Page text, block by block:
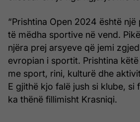
“Prishtina Open 2024 është
të mëdha sportive në vend.
njëra prej arsyeve që jemi
evropian i sportit. Prishtina
me sport, rini, kulturë dhe
E gjithë kjo falë jush si klube, si
ka thënë fillimisht Krasniqi.